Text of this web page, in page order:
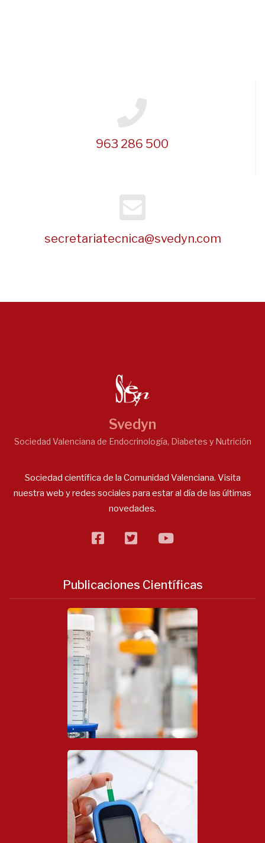
963 286 500
secretariatecnica@svedyn.com
Svedyn
Sociedad Valenciana de Endocrinología, Diabetes y Nutrición
Sociedad científica de la Comunidad Valenciana. Visita
nuestra web y redes sociales para estar al día de las últimas
novedades.
facebooktwitterflickr
Publicaciones Científicas